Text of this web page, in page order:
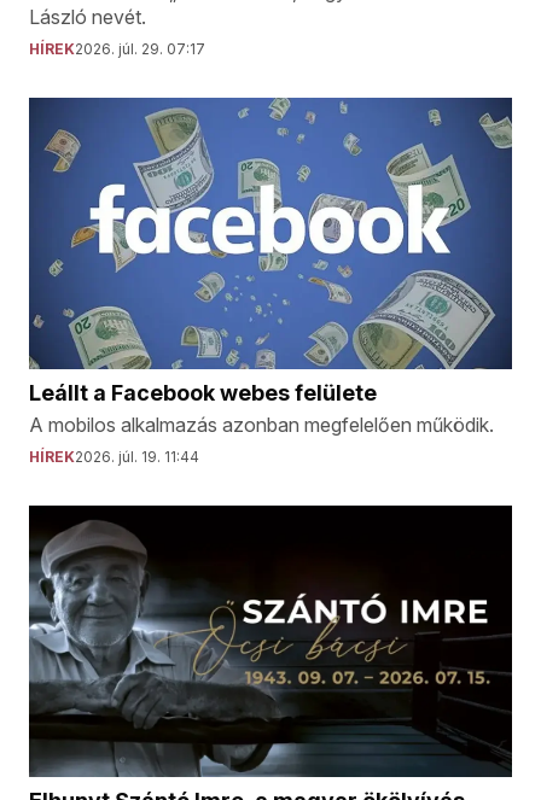
László nevét.
HÍREK2026. júl. 29. 07:17
Leállt a Facebook webes felülete
A mobilos alkalmazás azonban megfelelően működik.
HÍREK2026. júl. 19. 11:44